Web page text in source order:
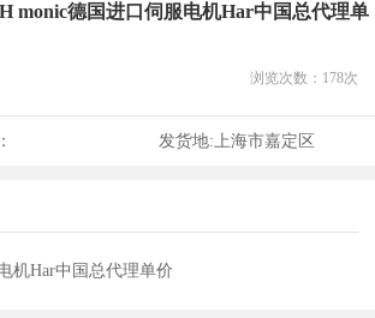
monic德国进口伺服电机Har中国总代理单
浏览次数： 178次
发货地: 上海市嘉定区
机Har中国总代理单价